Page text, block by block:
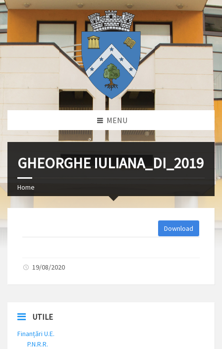
MENU
GHEORGHE IULIANA_DI_2019
Home
Download
19/08/2020
UTILE
Finanțări U.E.
P.N.R.R.